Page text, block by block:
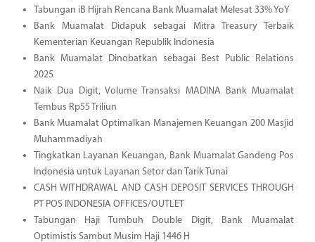
Tabungan iB Hijrah Rencana Bank Muamalat Melesat 33% YoY
Bank Muamalat Didapuk sebagai Mitra Treasury Terbaik
Kementerian Keuangan Republik Indonesia
Bank Muamalat Dinobatkan sebagai Best Public Relations
2025
Naik Dua Digit, Volume Transaksi MADINA Bank Muamalat
Tembus Rp55 Triliun
Bank Muamalat Optimalkan Manajemen Keuangan 200 Masjid
Muhammadiyah
Tingkatkan Layanan Keuangan, Bank Muamalat Gandeng Pos
Indonesia untuk Layanan Setor dan Tarik Tunai
CASH WITHDRAWAL AND CASH DEPOSIT SERVICES THROUGH
PT POS INDONESIA OFFICES/OUTLET
Tabungan Haji Tumbuh Double Digit, Bank Muamalat
Optimistis Sambut Musim Haji 1446 H